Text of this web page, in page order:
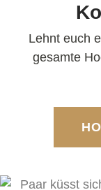
Lehnt euch
gesamte